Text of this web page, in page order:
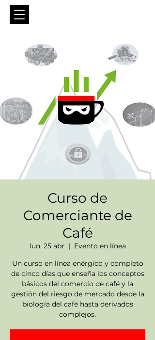
Curso de
Comerciante de
Café
lun, 25 abr
  |
Evento en línea
Un curso en línea enérgico y completo
de cinco días que enseña los conceptos
básicos del comercio de café y la
gestión del riesgo de mercado desde la
biología del café hasta derivados
complejos.